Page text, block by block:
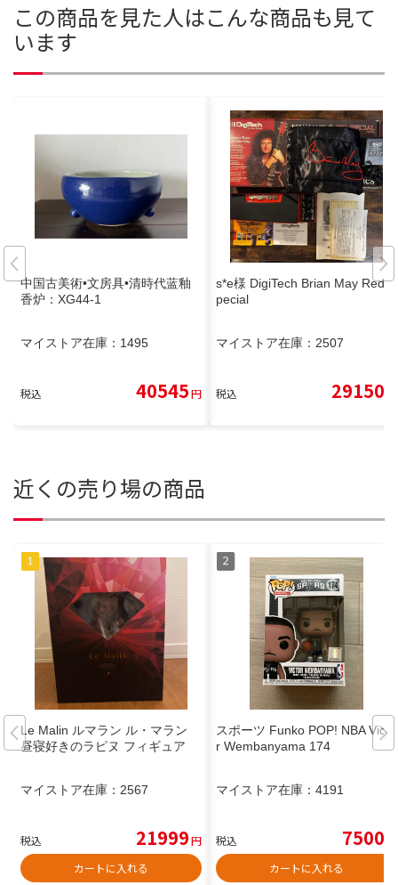
この商品を見た人はこんな商品も見て
います
中国古美術•文房具•清時代蓝釉
香炉：XG44-1
マイストア在庫： 1495
税込 40545円
s*e様 DigiTech Brian May Red S
pecial
マイストア在庫： 2507
税込 29150
近くの売り場の商品
Le Malin ルマラン ル・マラン
昼寝好きのラピヌ フィギュア
マイストア在庫： 2567
税込 21999円
カートに入れる
スポーツ Funko POP! NBA Victo
r Wembanyama 174
マイストア在庫： 4191
税込 7500
カートに入れる